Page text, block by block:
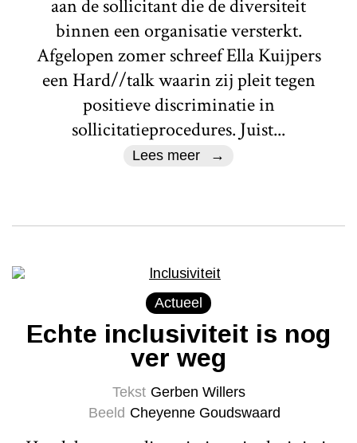
aan de sollicitant die de diversiteit
binnen een organisatie versterkt.
Afgelopen zomer schreef Ella Kuijpers
een Hard//talk waarin zij pleit tegen
positieve discriminatie in
sollicitatieprocedures. Juist...
Lees meer
Actueel
Echte inclusiviteit is nog
ver weg
Tekst Gerben Willers
Beeld Cheyenne Goudswaard